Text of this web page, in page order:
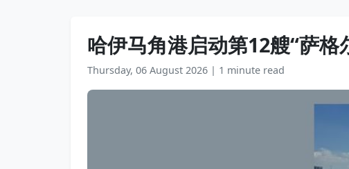
哈伊马角港启动第12艘“萨
Thursday, 06 August 2026 | 1 minute read